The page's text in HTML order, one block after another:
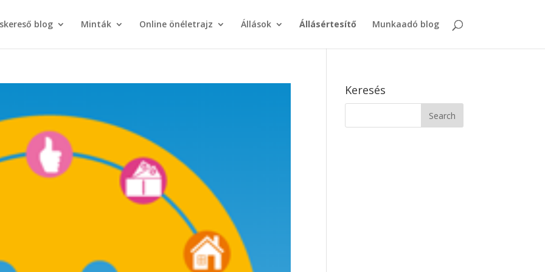
blog Minták Online önéletrajz Állások Állásértesítő Munkaadó blog
Keresés